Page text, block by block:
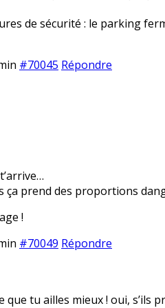
de sécurité : le parking
#70045 Répondre
ça prend des proportions
!
#70049 Répondre
que tu ailles mieux ! oui, s’ils